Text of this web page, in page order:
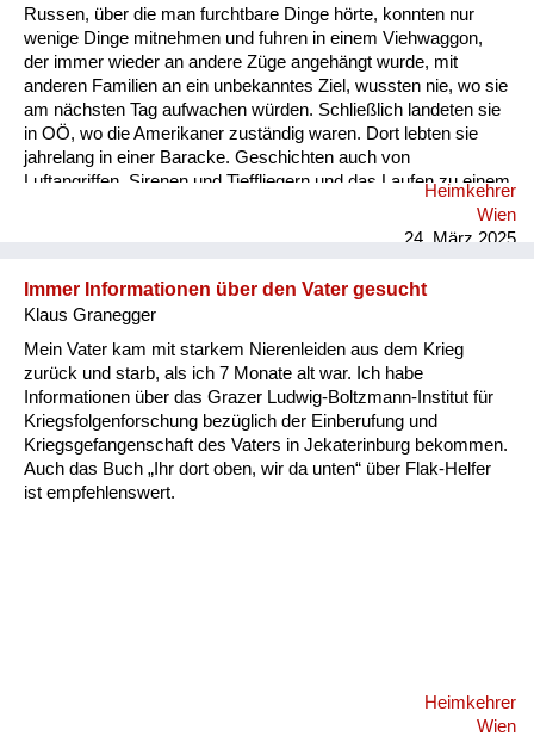
Russen, über die man furchtbare Dinge hörte, konnten nur
wenige Dinge mitnehmen und fuhren in einem Viehwaggon,
der immer wieder an andere Züge angehängt wurde, mit
anderen Familien an ein unbekanntes Ziel, wussten nie, wo sie
am nächsten Tag aufwachen würden. Schließlich landeten sie
in OÖ, wo die Amerikaner zuständig waren. Dort lebten sie
jahrelang in einer Baracke. Geschichten auch von
Luftangriffen, Sirenen und Tieffliegern und das Laufen zu einem
Luftschutzkeller hörte ich. Von der Angst sprach meine Mutter,
und dass sie aus Angst immer etwas essen musste. Es gab
nur mit Essensmarken. Sie konnte mit d...
Heimkehrer
Wien
24. März 2025
Immer Informationen über den Vater gesucht
Klaus Granegger
Mein Vater kam mit starkem Nierenleiden aus dem Krieg
zurück und starb, als ich 7 Monate alt war. Ich habe
Informationen über das Grazer Ludwig-Boltzmann-Institut für
Kriegsfolgenforschung bezüglich der Einberufung und
Kriegsgefangenschaft des Vaters in Jekaterinburg bekommen.
Auch das Buch „Ihr dort oben, wir da unten“ über Flak-Helfer
ist empfehlenswert.
Heimkehrer
Wien